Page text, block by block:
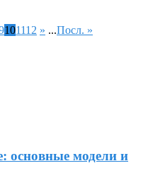
101112 » ...Посл. »
основные модели и